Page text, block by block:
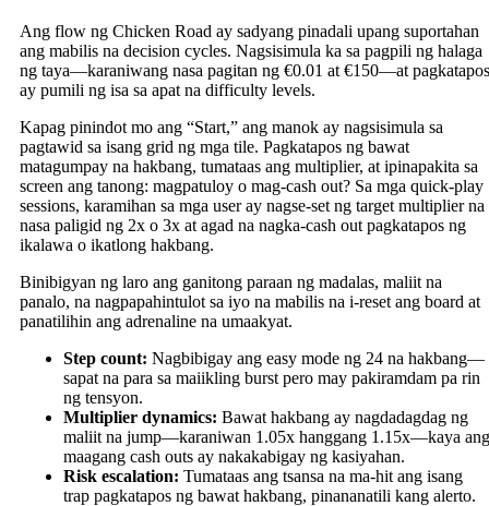
Ang flow ng Chicken Road ay sadyang pinadali upang suportahan
ang mabilis na decision cycles. Nagsisimula ka sa pagpili ng halaga
ng taya—karaniwang nasa pagitan ng €0.01 at €150—at pagkatapos
ay pumili ng isa sa apat na difficulty levels.
Kapag pinindot mo ang “Start,” ang manok ay nagsisimula sa
pagtawid sa isang grid ng mga tile. Pagkatapos ng bawat
matagumpay na hakbang, tumataas ang multiplier, at ipinapakita sa
screen ang tanong: magpatuloy o mag-cash out? Sa mga quick‑play
sessions, karamihan sa mga user ay nagse-set ng target multiplier na
nasa paligid ng 2x o 3x at agad na nagka-cash out pagkatapos ng
ikalawa o ikatlong hakbang.
Binibigyan ng laro ang ganitong paraan ng madalas, maliit na
panalo, na nagpapahintulot sa iyo na mabilis na i-reset ang board at
panatilihin ang adrenaline na umaakyat.
Step count: Nagbibigay ang easy mode ng 24 na hakbang—
sapat na para sa maiikling burst pero may pakiramdam pa rin
ng tensyon.
Multiplier dynamics: Bawat hakbang ay nagdadagdag ng
maliit na jump—karaniwan 1.05x hanggang 1.15x—kaya ang
maagang cash outs ay nakakabigay ng kasiyahan.
Risk escalation: Tumataas ang tsansa na ma-hit ang isang
trap pagkatapos ng bawat hakbang, pinananatili kang alerto.